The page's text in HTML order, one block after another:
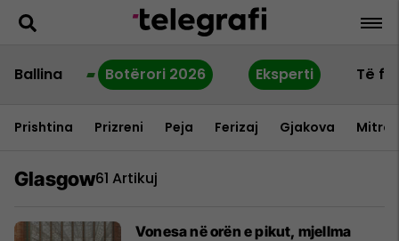
Ballina Botërori 2026 Eksperti Të
Prishtina Prizreni Peja Ferizaj Gjakova
Glasgow61 Artikuj
Vonesa në orën e pikut, mjellma